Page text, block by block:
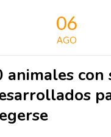
06
AGO
animales con